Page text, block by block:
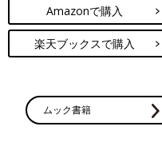
Amazonで購入
楽天ブックスで購入
ムック書籍